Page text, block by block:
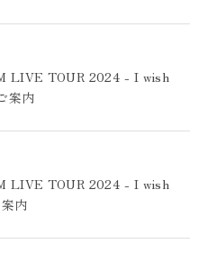
LIVE TOUR 2024 - I wish
案内
LIVE TOUR 2024 - I wish
内